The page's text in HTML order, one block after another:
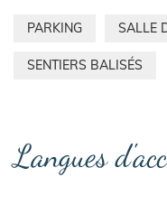
PARKING SALLE
SENTIERS BALISÉS
Langues